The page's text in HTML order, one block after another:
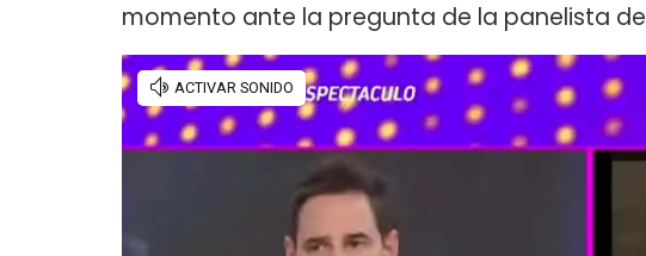
momento ante la pregunta de la panelista de